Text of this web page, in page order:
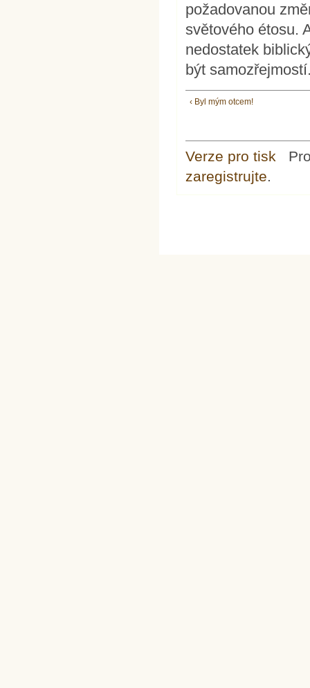
požadovanou
světového étosu.
nedostatek
být
‹ Byl mým otcem!
Verze pro tisk
zaregistrujte.